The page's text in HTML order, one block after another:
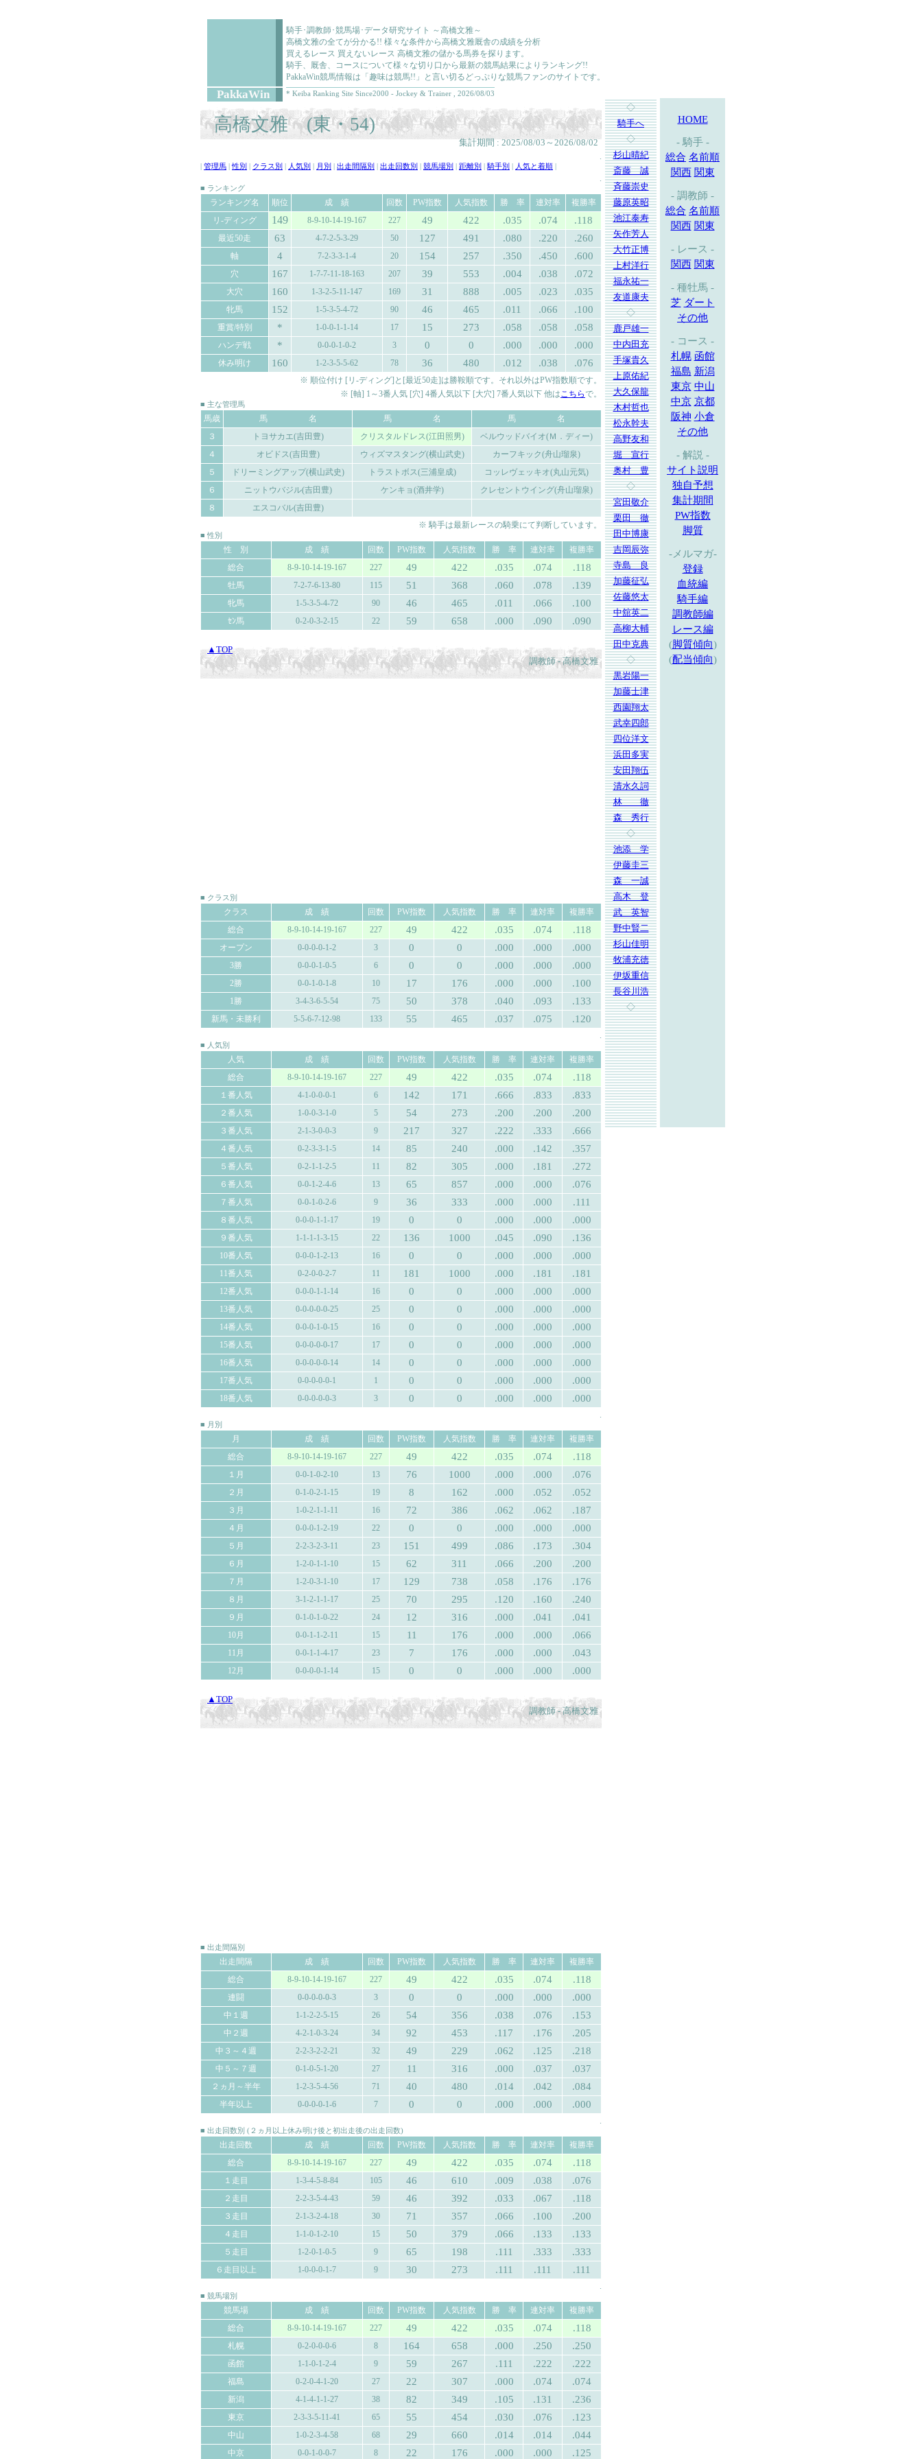
騎手･調教師･競馬場･データ研究サイト ～高橋文雅～
高橋文雅の全てが分かる!! 様々な条件から高橋文雅厩舎の成績を分析
買えるレース 買えないレース 高橋文雅の儲かる馬券を探ります。
騎手、厩舎、コースについて様々な切り口から最新の競馬結果によりランキング!!
PakkaWin競馬情報は「趣味は競馬!!」と言い切るどっぷりな競馬ファンのサイトです。
PakkaWin * Keiba Ranking Site Since2000 - Jockey & Trainer , 2026/08/03
高橋文雅 (東・54)
集計期間 : 2025/08/03～2026/08/02
.
管理馬 |性別 クラス別 人気別 月別 出走間隔別 出走回数別 競馬場別 距離別 騎手別 人気と着順
.
■ ランキング
ランキング名 順位 成 績 回数 PW指数 人気指数 勝 率 連対率
複勝率
リ-ディング
149 8-9-10-14-19-167 227 49 422 .035 .074 .118
最近50走 63 4-7-2-5-3-29 50 127 491 .080 .220 .260
軸 4 7-2-3-3-1-4 20 154 257 .350 .450 .600
穴 167 1-7-7-11-18-163 207 39 553 .004 .038 .072
大穴 160 1-3-2-5-11-147 169 31 888 .005 .023 .035
牝馬 152 1-5-3-5-4-72 90 46 465 .011 .066 .100
重賞/特別 * 1-0-0-1-1-14 17 15 273 .058 .058 .058
ハンデ戦 * 0-0-0-1-0-2 3 0 0 .000 .000 .000
休み明け 160 1-2-3-5-5-62 78 36 480 .012 .038 .076
※ 順位付け [リ-ディング]と[最近50走]は勝鞍順です。それ以外はPW指数順です。
※ [軸] 1～3番人気 [穴] 4番人気以下 [大穴] 7番人気以下 他はこちらで。
■ 主な管理馬
馬歳 馬 名 馬 名
馬 名
３
トヨサカエ(吉田豊) クリスタルドレス(江田照男)
ベルウッドバイオ(Ｍ．ディー)
４
オビドス(吉田豊) ウィズマスタング(横山武史)
カーフキック(舟山瑠泉)
５
ドリーミングアップ(横山武史) トラストボス(三浦皇成)
コッレヴェッキオ(丸山元気)
６
ニットウバジル(吉田豊) ケンキョ(酒井学)
クレセントウイング(舟山瑠泉)
８
エスコバル(吉田豊)
※ 騎手は最新レースの騎乗にて判断しています。
■ 性別
性 別 成 績 回数 PW指数 人気指数 勝 率 連対率
複勝率
総合
8-9-10-14-19-167 227 49 422 .035 .074 .118
牡馬 7-2-7-6-13-80 115 51 368 .060 .078 .139
牝馬 1-5-3-5-4-72 90 46 465 .011 .066 .100
ｾﾝ馬 0-2-0-3-2-15 22 59 658 .000 .090 .090
▲TOP
調教師 - 高橋文雅
■ クラス別
クラス 成 績 回数 PW指数 人気指数 勝 率 連対率
複勝率
総合
8-9-10-14-19-167 227 49 422 .035 .074 .118
オープン 0-0-0-0-1-2 3 0 0 .000 .000 .000
3勝 0-0-0-1-0-5 6 0 0 .000 .000 .000
2勝 0-0-1-0-1-8 10 17 176 .000 .000 .100
1勝 3-4-3-6-5-54 75 50 378 .040 .093 .133
新馬・未勝利 5-5-6-7-12-98 133 55 465 .037 .075 .120
.
■ 人気別
人気 成 績 回数 PW指数 人気指数 勝 率 連対率
複勝率
総合
8-9-10-14-19-167 227 49 422 .035 .074 .118
１番人気 4-1-0-0-0-1 6 142 171 .666 .833 .833
２番人気 1-0-0-3-1-0 5 54 273 .200 .200 .200
３番人気 2-1-3-0-0-3 9 217 327 .222 .333 .666
４番人気 0-2-3-3-1-5 14 85 240 .000 .142 .357
５番人気 0-2-1-1-2-5 11 82 305 .000 .181 .272
６番人気 0-0-1-2-4-6 13 65 857 .000 .000 .076
７番人気 0-0-1-0-2-6 9 36 333 .000 .000 .111
８番人気 0-0-0-1-1-17 19 0 0 .000 .000 .000
９番人気 1-1-1-1-3-15 22 136 1000 .045 .090 .136
10番人気 0-0-0-1-2-13 16 0 0 .000 .000 .000
11番人気 0-2-0-0-2-7 11 181 1000 .000 .181 .181
12番人気 0-0-0-1-1-14 16 0 0 .000 .000 .000
13番人気 0-0-0-0-0-25 25 0 0 .000 .000 .000
14番人気 0-0-0-1-0-15 16 0 0 .000 .000 .000
15番人気 0-0-0-0-0-17 17 0 0 .000 .000 .000
16番人気 0-0-0-0-0-14 14 0 0 .000 .000 .000
17番人気 0-0-0-0-0-1 1 0 0 .000 .000 .000
18番人気 0-0-0-0-0-3 3 0 0 .000 .000 .000
.
■ 月別
月 成 績 回数 PW指数 人気指数 勝 率 連対率
複勝率
総合
8-9-10-14-19-167 227 49 422 .035 .074 .118
１月 0-0-1-0-2-10 13 76 1000 .000 .000 .076
２月 0-1-0-2-1-15 19 8 162 .000 .052 .052
３月 1-0-2-1-1-11 16 72 386 .062 .062 .187
４月 0-0-0-1-2-19 22 0 0 .000 .000 .000
５月 2-2-3-2-3-11 23 151 499 .086 .173 .304
６月 1-2-0-1-1-10 15 62 311 .066 .200 .200
７月 1-2-0-3-1-10 17 129 738 .058 .176 .176
８月 3-1-2-1-1-17 25 70 295 .120 .160 .240
９月 0-1-0-1-0-22 24 12 316 .000 .041 .041
10月 0-0-1-1-2-11 15 11 176 .000 .000 .066
11月 0-0-1-1-4-17 23 7 176 .000 .000 .043
12月 0-0-0-0-1-14 15 0 0 .000 .000 .000
▲TOP
調教師 - 高橋文雅
■ 出走間隔別
出走間隔 成 績 回数 PW指数 人気指数 勝 率 連対率
複勝率
総合
8-9-10-14-19-167 227 49 422 .035 .074 .118
連闘 0-0-0-0-0-3 3 0 0 .000 .000 .000
中１週 1-1-2-2-5-15 26 54 356 .038 .076 .153
中２週 4-2-1-0-3-24 34 92 453 .117 .176 .205
中３～４週 2-2-3-2-2-21 32 49 229 .062 .125 .218
中５～７週 0-1-0-5-1-20 27 11 316 .000 .037 .037
２ヵ月～半年 1-2-3-5-4-56 71 40 480 .014 .042 .084
半年以上 0-0-0-0-1-6 7 0 0 .000 .000 .000
.
■ 出走回数別 (２ヵ月以上休み明け後と初出走後の出走回数)
出走回数 成 績 回数 PW指数 人気指数 勝 率 連対率
複勝率
総合
8-9-10-14-19-167 227 49 422 .035 .074 .118
１走目 1-3-4-5-8-84 105 46 610 .009 .038 .076
２走目 2-2-3-5-4-43 59 46 392 .033 .067 .118
３走目 2-1-3-2-4-18 30 71 357 .066 .100 .200
４走目 1-1-0-1-2-10 15 50 379 .066 .133 .133
５走目 1-2-0-1-0-5 9 65 198 .111 .333 .333
６走目以上 1-0-0-0-1-7 9 30 273 .111 .111 .111
.
■ 競馬場別
競馬場 成 績 回数 PW指数 人気指数 勝 率 連対率
複勝率
総合
8-9-10-14-19-167 227 49 422 .035 .074 .118
札幌 0-2-0-0-0-6 8 164 658 .000 .250 .250
函館 1-1-0-1-2-4 9 59 267 .111 .222 .222
福島 0-2-0-4-1-20 27 22 307 .000 .074 .074
新潟 4-1-4-1-1-27 38 82 349 .105 .131 .236
東京 2-3-3-5-11-41 65 55 454 .030 .076 .123
中山 1-0-2-3-4-58 68 29 660 .014 .014 .044
中京 0-0-1-0-0-7 8 22 176 .000 .000 .125
◇
騎手へ
◇
杉山晴紀
斎藤 誠
斉藤崇史
藤原英昭
池江泰寿
矢作芳人
大竹正博
上村洋行
福永祐一
友道康夫
◇
鹿戸雄一
中内田充
手塚貴久
上原佑紀
大久保龍
木村哲也
松永幹夫
高野友和
堀 宣行
奥村 豊
◇
宮田敬介
栗田 徹
田中博康
吉岡辰弥
寺島 良
加藤征弘
佐藤悠太
中舘英二
高柳大輔
田中克典
◇
黒岩陽一
加藤士津
西園翔太
武幸四郎
四位洋文
浜田多実
安田翔伍
清水久詞
林 徹
森 秀行
◇
池添 学
伊藤圭三
森 一誠
高木 登
武 英智
野中賢二
杉山佳明
牧浦充徳
伊坂重信
長谷川浩
◇
HOME
- 騎手 -
総合 名前順
関西 関東
- 調教師 -
総合 名前順
関西 関東
- レース -
関西 関東
- 種牡馬 -
芝 ダート
その他
- コース -
札幌 函館
福島 新潟
東京 中山
中京 京都
阪神 小倉
その他
- 解説 -
サイト説明
独自予想
集計期間
PW指数
脚質
-メルマガ-
登録
血統編
騎手編
調教師編
レース編
(脚質傾向)
(配当傾向)